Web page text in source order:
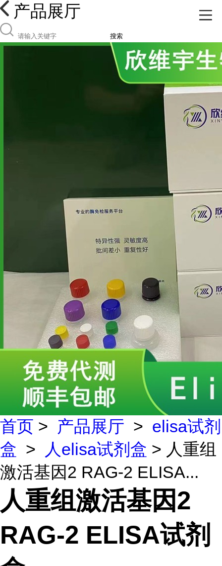
产品展厅
搜索
首页 > 产品展厅 > elisa试剂
盒 > 人elisa试剂盒 > 人重组
激活基因2 RAG-2 ELISA...
人重组激活基因2
RAG-2 ELISA试剂